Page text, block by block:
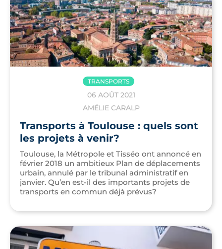
TRANSPORTS
06 AOÛT 2021
AMÉLIE CARALP
Transports à Toulouse : quels sont
les projets à venir?
Toulouse, la Métropole et Tisséo ont annoncé en
février 2018 un ambitieux Plan de déplacements
urbain, annulé par le tribunal administratif en
janvier. Qu’en est-il des importants projets de
transports en commun déjà prévus?